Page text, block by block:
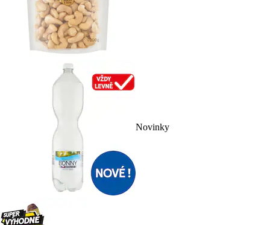
Novinky